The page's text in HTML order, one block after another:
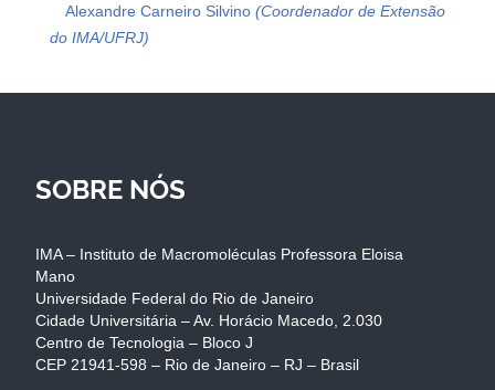
Alexandre Carneiro Silvino (Coordenador de Extensão
do IMA/UFRJ)
SOBRE NÓS
IMA – Instituto de Macromoléculas Professora Eloisa
Mano
Universidade Federal do Rio de Janeiro
Cidade Universitária – Av. Horácio Macedo, 2.030
Centro de Tecnologia – Bloco J
CEP 21941-598 – Rio de Janeiro – RJ – Brasil